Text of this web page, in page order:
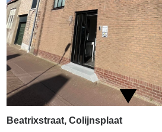
Beatrixstraat, Colijnsplaat